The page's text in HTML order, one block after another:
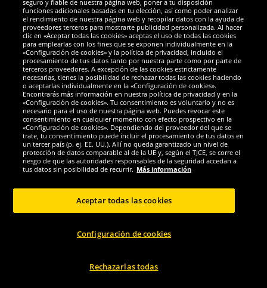
Givova
Givova Conjunto de baloncesto
reversible KITB03-1003
5.95*
antes1 39,99 €
Ahorras:
34,04 €
Elegir talla...
Givova
Givova Conjunto de baloncesto
reversible KITB03-1303
5.95 *
antes 1 39,99 €
Ahorras:
34,04 €
Elegir talla...
seguro y fiable de nuestra página web, poner a tu disposición
funciones adicionales basadas en tu elección, así como poder analizar
el rendimiento de nuestra página web y recopilar datos con la ayuda de
proveedores terceros para mostrarte publicidad personalizada. Al hacer
clic en «Aceptar todas las cookies» aceptas el uso de todas las cookies
para emplearlas con los fines que se exponen individualmente en la
«Configuración de cookies» y la política de privacidad, incluido el
procesamiento de tus datos tanto por nuestra parte como por parte de
terceros proveedores. A excepción de las cookies estrictamente
necesarias, tienes la posibilidad de rechazar todas las cookies haciendo
o aceptarlas individualmente en la «Configuración de cookies».
Encontrarás más información en nuestra política de privacidad y en la
«Configuración de cookies». Tu consentimiento es voluntario y no es
necesario para el uso de nuestra página web. Puedes revocar este
consentimiento en cualquier momento con efecto prospectivo en la
«Configuración de cookies». Dependiendo del proveedor del que se
trate, tu consentimiento puede incluir el procesamiento de tus datos en
un tercer país (p. ej. EE. UU.). Allí no queda garantizado un nivel de
protección de datos comparable al de la UE y, según el TJCE, se corre el
riesgo de que las autoridades responsables de la seguridad accedan a
tus datos sin posibilidad de recurrir. Más información
Configuración de cookies
Rechazarlas todas
Aceptar todas las cookies